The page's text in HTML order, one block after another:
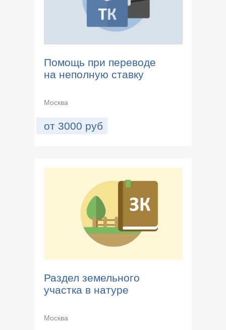
Помощь при переводе
на неполную ставку
Москва
от 3000 руб
Раздел земельного
участка в натуре
Москва